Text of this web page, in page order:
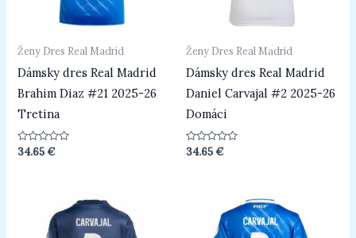
Ženy Dres Real Madrid
Dámsky dres Real Madrid
Brahim Diaz #21 2025-26
Tretina
Hodnotenie
34.65€
Ženy Dres Real Madrid
Dámsky dres Real Madrid
Daniel Carvajal #2 2025-26
Domáci
Hodnotenie
34.65€